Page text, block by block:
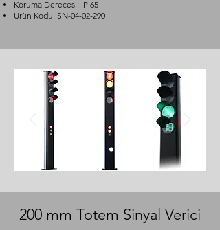
Koruma Derecesi: IP 65
Ürün Kodu: SN-04-02-290
200 mm Totem Sinyal Verici